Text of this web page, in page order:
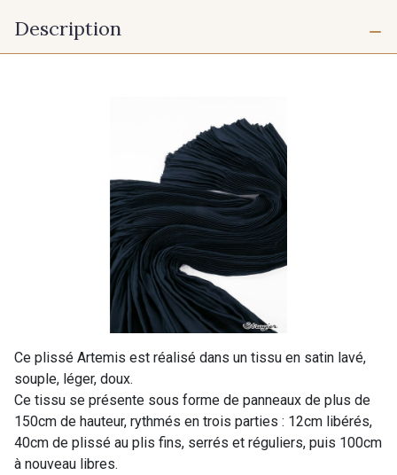
Description
Ce plissé Artemis est réalisé dans un tissu en satin lavé,
souple, léger, doux.
Ce tissu se présente sous forme de panneaux de plus de
150cm de hauteur, rythmés en trois parties : 12cm libérés,
40cm de plissé au plis fins, serrés et réguliers, puis 100cm
à nouveau libres.